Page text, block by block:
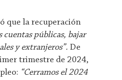
que la recuperación
cuentas públicas, bajar
y extranjeros”. De
trimestre de 2024,
“Cerramos el 2024